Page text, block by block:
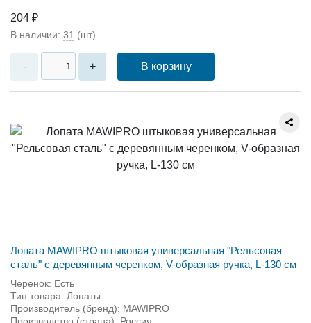
204 ₽
В наличии: 31 (шт)
- + В корзину
Лопата MAWIPRO штыковая универсальная "Рельсовая
сталь" с деревянным черенком, V-образная ручка, L-130 см
Черенок: Есть
Тип товара: Лопаты
Производитель (бренд): MAWIPRO